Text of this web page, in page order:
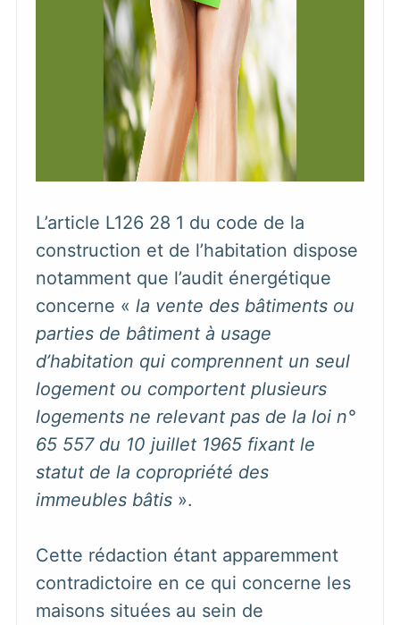
L’article L126 28 1 du code de la
construction et de l’habitation dispose
notamment que l’audit énergétique
concerne «la vente des bâtiments ou
parties de bâtiment à usage
d’habitation qui comprennent un seul
logement ou comportent plusieurs
logements ne relevant pas de la loi n°
65 557 du 10 juillet 1965 fixant le
statut de la copropriété des
immeubles bâtis ».
Cette rédaction étant apparemment
contradictoire en ce qui concerne les
maisons situées au sein de